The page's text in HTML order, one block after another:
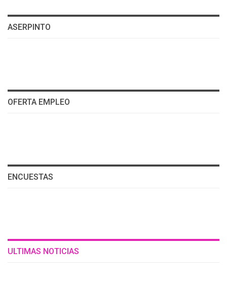
ASERPINTO
OFERTA EMPLEO
ENCUESTAS
ULTIMAS NOTICIAS